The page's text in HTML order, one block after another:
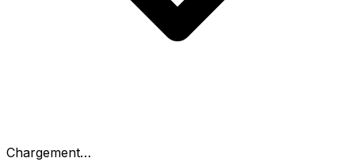
Chargement…